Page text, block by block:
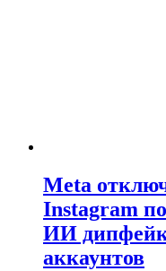
Meta
Instagram
ИИ
аккаунтов